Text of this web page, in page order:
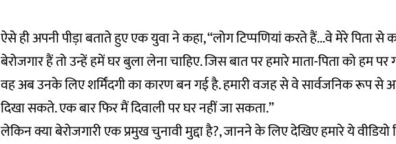
ऐसे ही अपनी पीड़ा बताते हुए एक युवा ने कहा, “लोग टिप्पणियां करते हैं...वे मेरे पिता
बेरोजगार हैं तो उन्हें हमें घर बुला लेना चाहिए. जिस बात पर हमारे माता-पिता को हम पर
वह अब उनके लिए शर्मिंदगी का कारण बन गई है. हमारी वजह से वे सार्वजनिक रूप से
दिखा सकते. एक बार फिर मैं दिवाली पर घर नहीं जा सकता.”
लेकिन क्या बेरोजगारी एक प्रमुख चुनावी मुद्दा है?, जानने के लिए देखिए हमारे ये वीडियो